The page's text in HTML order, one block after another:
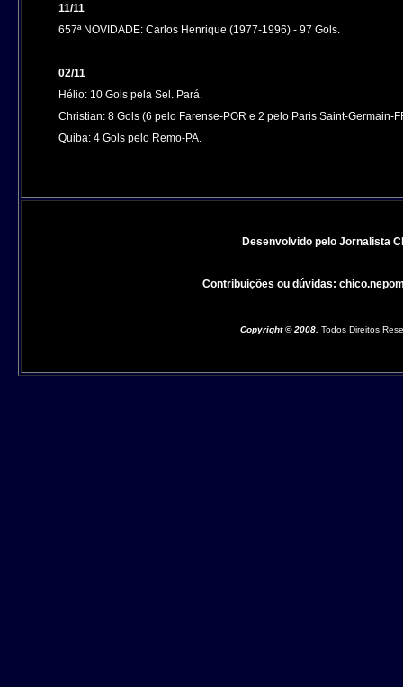
11/11
657ª NOVIDADE: Carlos Henrique (1977-1996) - 97 Gols.
02/11
Hélio: 10 Gols pela Sel. Pará.
Christian: 8 Gols (6 pelo Farense-POR e 2 pelo Paris Saint-Germain-
Quiba: 4 Gols pelo Remo-PA.
Desenvolvido pelo Jornalista
Contribuições ou dúvidas:
Copyright © 2008. Todos Direitos